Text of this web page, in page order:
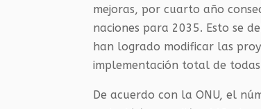
mejoras, por cuarto año
naciones para 2035. Esto se
han logrado modificar las
implementación total de
De acuerdo con la ONU, el